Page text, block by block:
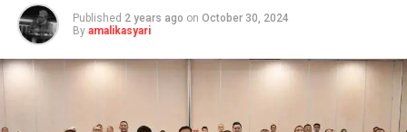
Published 2 years ago on October 30, 2024
By amalikasyari